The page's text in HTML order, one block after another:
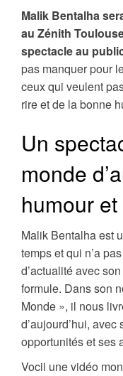
Malik Bentalha
au Zénith
spectacle au
pas manquer pour
ceux qui veulent
rire et de la bonne
Un
monde
humour
Malik Bentalha est
temps et qui n’a
d’actualité avec
formule. Dans son
Monde », il nous
d’aujourd’hui,
opportunités et ses
Vocii une vidéo